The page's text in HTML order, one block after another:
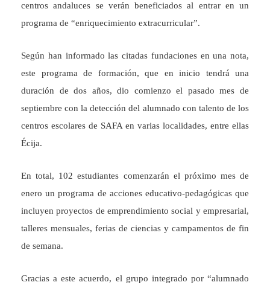
centros andaluces se verán beneficiados al entrar en un
programa de “enriquecimiento extracurricular”.
Según han informado las citadas fundaciones en una nota,
este programa de formación, que en inicio tendrá una
duración de dos años, dio comienzo el pasado mes de
septiembre con la detección del alumnado con talento de los
centros escolares de SAFA en varias localidades, entre ellas
Écija.
En total, 102 estudiantes comenzarán el próximo mes de
enero un programa de acciones educativo-pedagógicas que
incluyen proyectos de emprendimiento social y empresarial,
talleres mensuales, ferias de ciencias y campamentos de fin
de semana.
Gracias a este acuerdo, el grupo integrado por “alumnado